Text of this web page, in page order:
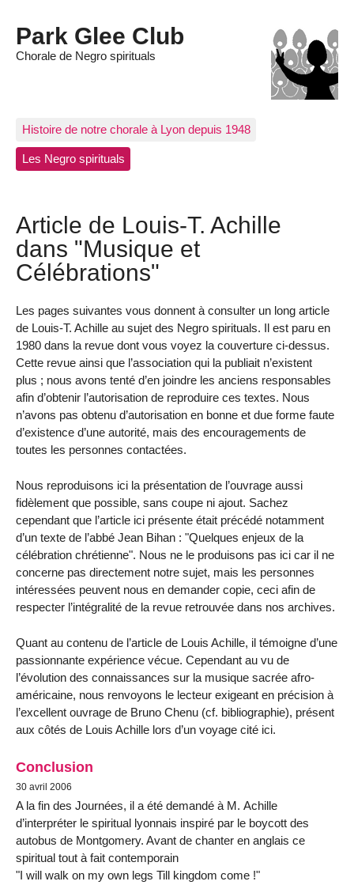
Park Glee Club
Chorale de Negro spirituals
Histoire de notre chorale à Lyon depuis 1948
Les Negro spirituals
Article de Louis-T. Achille
dans "Musique et
Célébrations"
Les pages suivantes vous donnent à consulter un long article
de Louis-T. Achille au sujet des Negro spirituals. Il est paru en
1980 dans la revue dont vous voyez la couverture ci-dessus.
Cette revue ainsi que l’association qui la publiait n’existent
plus ; nous avons tenté d’en joindre les anciens responsables
afin d’obtenir l’autorisation de reproduire ces textes. Nous
n’avons pas obtenu d’autorisation en bonne et due forme faute
d’existence d’une autorité, mais des encouragements de
toutes les personnes contactées.
Nous reproduisons ici la présentation de l’ouvrage aussi
fidèlement que possible, sans coupe ni ajout. Sachez
cependant que l’article ici présente était précédé notamment
d’un texte de l’abbé Jean Bihan : "Quelques enjeux de la
célébration chrétienne". Nous ne le produisons pas ici car il ne
concerne pas directement notre sujet, mais les personnes
intéressées peuvent nous en demander copie, ceci afin de
respecter l’intégralité de la revue retrouvée dans nos archives.
Quant au contenu de l’article de Louis Achille, il témoigne d’une
passionnante expérience vécue. Cependant au vu de
l’évolution des connaissances sur la musique sacrée afro-
américaine, nous renvoyons le lecteur exigeant en précision à
l’excellent ouvrage de Bruno Chenu (cf. bibliographie), présent
aux côtés de Louis Achille lors d’un voyage cité ici.
Conclusion
30 avril 2006
A la fin des Journées, il a été demandé à M. Achille
d’interpréter le spiritual lyonnais inspiré par le boycott des
autobus de Montgomery. Avant de chanter en anglais ce
spiritual tout à fait contemporain
"I will walk on my own legs Till kingdom come !"